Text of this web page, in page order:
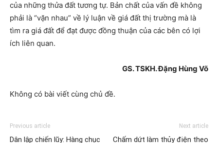
của những thửa đất tương tự. Bản chất của vấn đề không
phải là “vặn nhau” về lý luận về giá đất thị trường mà là
tìm ra giá đất để đạt được đồng thuận của các bên có lợi
ích liên quan.
GS. TSKH. Đặng Hùng Võ
Không có bài viết cùng chủ đề.
Previous article
Dân lập chiến lũy: Hàng chục
Next article
Chấm dứt làm thủy điện theo